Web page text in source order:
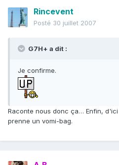
Rincevent
Posté 30 juillet 2007
G7H+ a dit :
Je confirme.
Raconte nous donc ça… Enfin,
prenne un vomi-bag.